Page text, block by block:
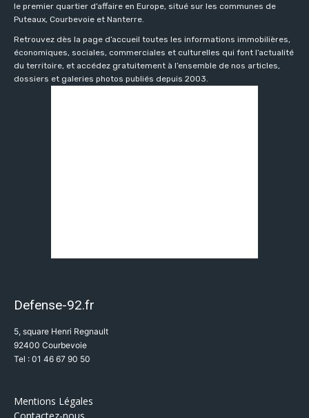
le premier quartier d’affaire en Europe, situé sur les communes de
Puteaux, Courbevoie et Nanterre.
Retrouvez dès la page d’accueil toutes les informations immobilières,
économiques, sociales, commerciales et culturelles qui font l’actualité
du territoire, et accédez gratuitement à l’ensemble de nos articles,
dossiers et galeries photos publiés depuis 2003.
Defense-92.fr
5, square Henri Regnault
92400 Courbevoie
Tel : 01 46 67 90 50
Mentions Légales
Contactez-nous